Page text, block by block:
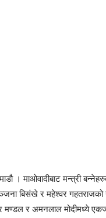
। माओवादीबाट मन्त्री
बिसंखे र महेश्वर गहतराजको
मण्डल र अमनलाल मोदीमध्ये